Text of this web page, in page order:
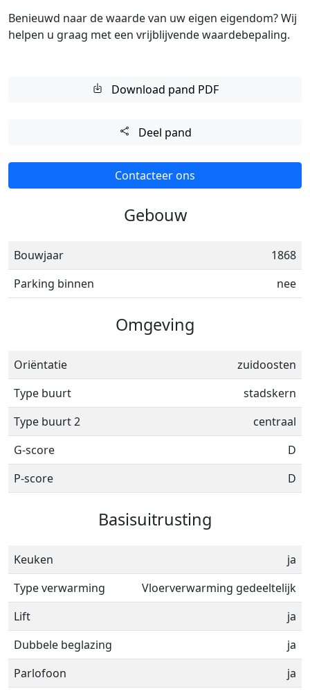
Benieuwd naar de waarde van uw eigen eigendom? Wij
helpen u graag met een vrijblijvende waardebepaling.
Download pand PDF
Deel pand
Contacteer ons
Gebouw
Bouwjaar
1868
Parking binnen
nee
Omgeving
Oriëntatie
zuidoosten
Type buurt
stadskern
Type buurt 2
centraal
G-score
D
P-score
D
Basisuitrusting
Keuken
ja
Type verwarming
Vloerverwarming gedeeltelijk
Lift
ja
Dubbele beglazing
ja
Parlofoon
ja